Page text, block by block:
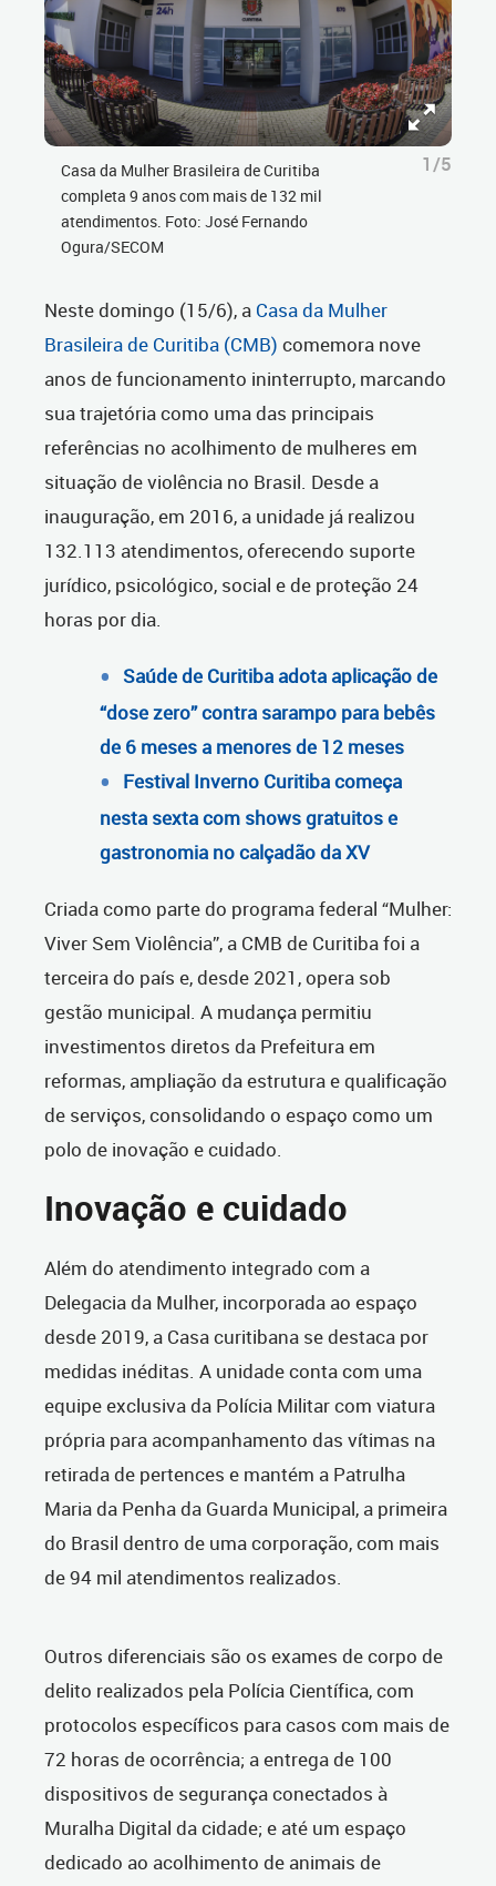
Casa da Mulher Brasileira de Curitiba
completa 9 anos com mais de 132 mil
atendimentos. Foto: José Fernando
Ogura/SECOM
1/5
Neste domingo (15/6), a Casa da Mulher
Brasileira de Curitiba (CMB) comemora nove
anos de funcionamento ininterrupto, marcando
sua trajetória como uma das principais
referências no acolhimento de mulheres em
situação de violência no Brasil. Desde a
inauguração, em 2016, a unidade já realizou
132.113 atendimentos, oferecendo suporte
jurídico, psicológico, social e de proteção 24
horas por dia.
Saúde de Curitiba adota aplicação de
“dose zero” contra sarampo para bebês
de 6 meses a menores de 12 meses
Festival Inverno Curitiba começa
nesta sexta com shows gratuitos e
gastronomia no calçadão da XV
Criada como parte do programa federal “Mulher:
Viver Sem Violência”, a CMB de Curitiba foi a
terceira do país e, desde 2021, opera sob
gestão municipal. A mudança permitiu
investimentos diretos da Prefeitura em
reformas, ampliação da estrutura e qualificação
de serviços, consolidando o espaço como um
polo de inovação e cuidado.
Inovação e cuidado
Além do atendimento integrado com a
Delegacia da Mulher, incorporada ao espaço
desde 2019, a Casa curitibana se destaca por
medidas inéditas. A unidade conta com uma
equipe exclusiva da Polícia Militar com viatura
própria para acompanhamento das vítimas na
retirada de pertences e mantém a Patrulha
Maria da Penha da Guarda Municipal, a primeira
do Brasil dentro de uma corporação, com mais
de 94 mil atendimentos realizados.
Outros diferenciais são os exames de corpo de
delito realizados pela Polícia Científica, com
protocolos específicos para casos com mais de
72 horas de ocorrência; a entrega de 100
dispositivos de segurança conectados à
Muralha Digital da cidade; e até um espaço
dedicado ao acolhimento de animais de